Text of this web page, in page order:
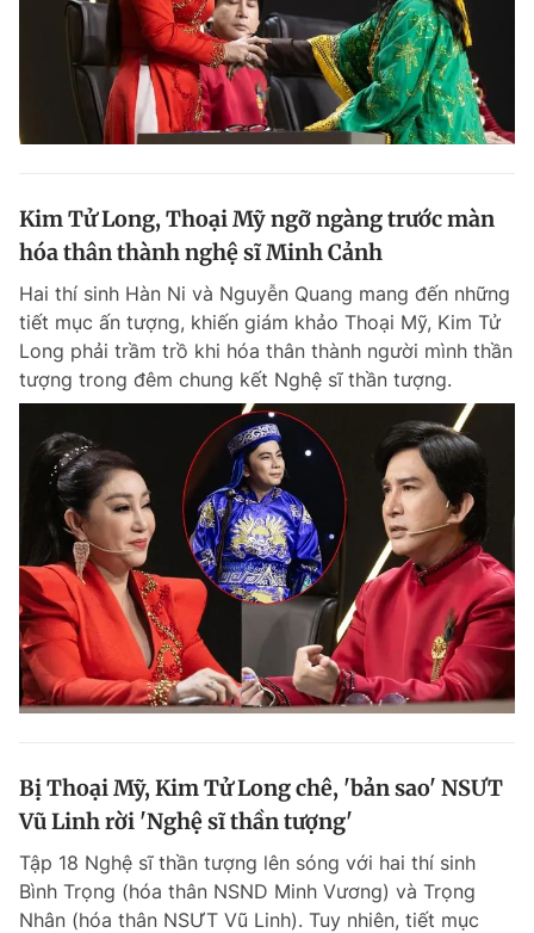
Sản phẩm khác
Tiện ích Bạn cần biết
Đọc Thanh Niên trên điện thoại
Theo dõi báo trên
Hotline
0906 645 777
Liên hệ quảng cáo
0908 780 404
Đặt báo Quảng cáo RSS Tòa soạn Chính sách bảo
Tổng biên tập: Nguyễn Ngọc Toàn
Tổng thư ký tòa soạn: Đức Trung
Giấy phép xuất bản số 110/GP - BTTTT cấp ngày 24.3.2020
© 2003-2026 Bản quyền thuộc về Báo Thanh Niên. Cấm sao chép
dưới mọi hình thức nếu không có sự chấp thuận bằng văn bản.
Phát triển bởi ePi Technologies, JSC.
Kim Tử Long, Thoại Mỹ ngỡ ngàng trước màn
hóa thân thành nghệ sĩ Minh Cảnh
Hai thí sinh Hàn Ni và Nguyễn Quang mang đến những
tiết mục ấn tượng, khiến giám khảo Thoại Mỹ, Kim Tử
Long phải trầm trồ khi hóa thân thành người mình thần
tượng trong đêm chung kết Nghệ sĩ thần tượng.
Bị Thoại Mỹ, Kim Tử Long chê, 'bản sao' NSƯT
Vũ Linh rời 'Nghệ sĩ thần tượng'
Tập 18 Nghệ sĩ thần tượng lên sóng với hai thí sinh
Bình Trọng (hóa thân NSND Minh Vương) và Trọng
Nhân (hóa thân NSƯT Vũ Linh). Tuy nhiên, tiết mục